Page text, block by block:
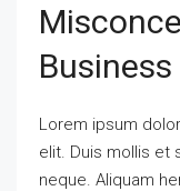
Lorem ipsum
elit. Duis mollis et
neque. Aliquam